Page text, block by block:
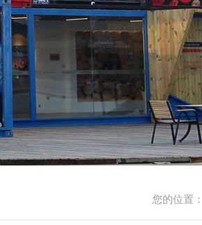
您的位置：